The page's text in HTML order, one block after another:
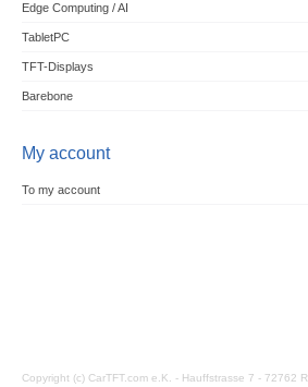
Edge Computing / AI
TabletPC
TFT-Displays
Barebone
My account
To my account
Copyright (c) CarTFT.com e.K. - Hauffstrasse 7 - 72762